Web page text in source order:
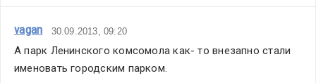
vagan 30.09.2013, 09:20
А парк Ленинского комсомола как- то внезапно стали
именовать городским парком.